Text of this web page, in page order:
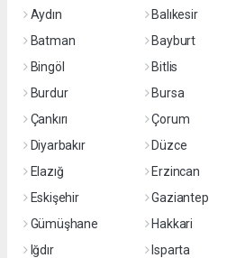
Aydın
Balıkesir
Batman
Bayburt
Bingöl
Bitlis
Burdur
Bursa
Çankırı
Çorum
Diyarbakır
Düzce
Elazığ
Erzincan
Eskişehir
Gaziantep
Gümüşhane
Hakkari
Iğdır
Isparta